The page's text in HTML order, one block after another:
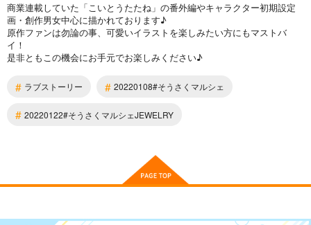
商業連載していた「こいとうたたね」の番外編やキャラクター初期設定
画・創作男女中心に描かれております♪
原作ファンは勿論の事、可愛いイラストを楽しみたい方にもマストバ
イ！
是非ともこの機会にお手元でお楽しみください♪
# ラブストーリー # 20220108#そうさくマルシェ
# 20220122#そうさくマルシェJEWELRY